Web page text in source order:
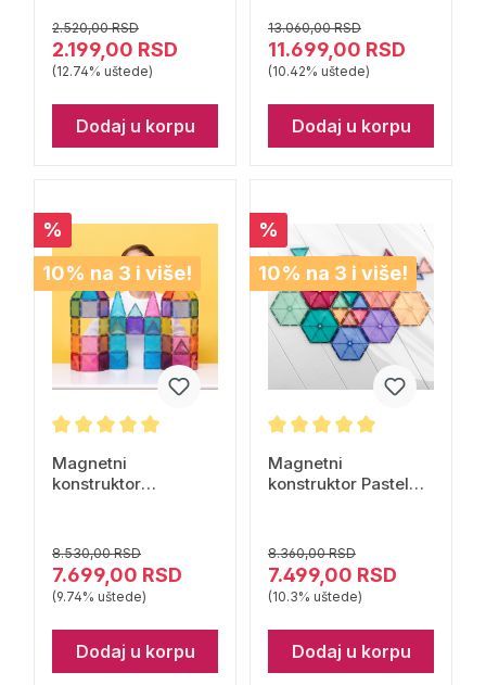
2.520,00 RSD
2.199,00 RSD
(12.74% uštede)
Dodaj u korpu
Connetix
13.060,00 RSD
11.699,00 RSD
(10.42% uštede)
Dodaj u korpu
%
10% na 3 i više!
Magnetni
konstruktor
8.530,00 RSD
7.699,00 RSD
(9.74% uštede)
Dodaj u korpu
%
10% na 3 i više!
Magnetni
konstruktor Pastel
8.360,00 RSD
7.499,00 RSD
(10.3% uštede)
Dodaj u korpu